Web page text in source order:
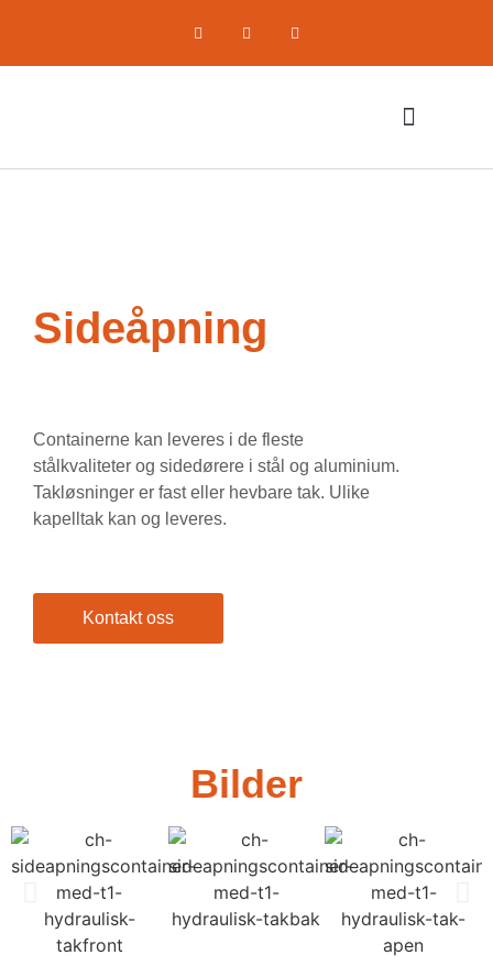
Sideåpning
Containerne kan leveres i de fleste
stålkvaliteter og sidedørere i stål og aluminium.
Takløsninger er fast eller hevbare tak. Ulike
kapelltak kan og leveres.
Kontakt oss
Bilder